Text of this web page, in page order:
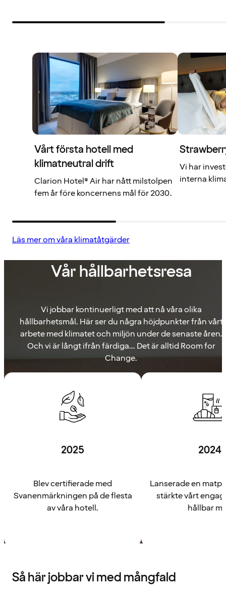
Vårt första hotell med
klimatneutral drift
Clarion Hotel® Air har nått milstolpen
fem år före koncernens mål för 2030.
Vi har
interna
Läs mer om våra klimatåtgärder
Vår hållbarhetsresa
Vi jobbar kontinuerligt med att nå våra olika
hållbarhetsmål. Här ser du några höjdpunkter från vårt
arbete med klimatet och miljön under de senaste åren.
Och vi är långt ifrån färdiga... Det är alltid Room for
Change.
2025
Blev certifierade med
Svanenmärkningen på de flesta
av våra hotell.
2024
Lanserade en
stärkte vårt
hållbar
Så här jobbar vi med mångfald